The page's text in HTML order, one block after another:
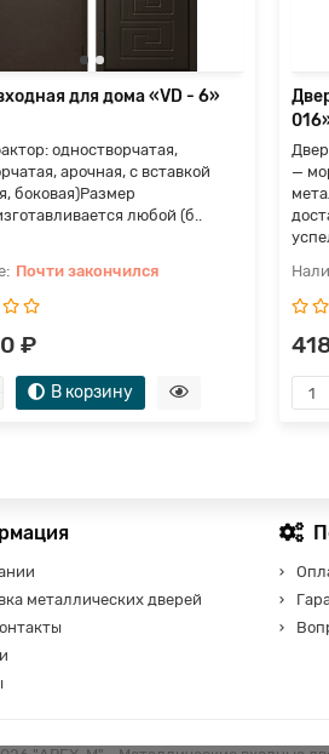
для дома «VD - 6»
одностворчатая,
арочная, с вставкой
боковая)Размер
любой (б..
Почти закончился
₽
В корзину
—
металлических дверей